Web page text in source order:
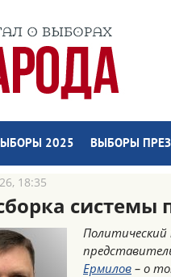
2025 ВЫБОРЫ
18:35
Ермилов – о